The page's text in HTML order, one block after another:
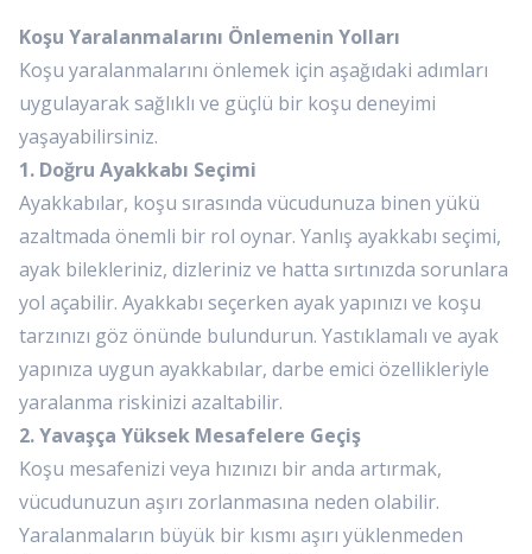
Koşu Yaralanmalarını Önlemenin Yolları
Koşu yaralanmalarını önlemek için aşağıdaki adımları
uygulayarak sağlıklı ve güçlü bir koşu deneyimi
yaşayabilirsiniz.
1. Doğru Ayakkabı Seçimi
Ayakkabılar, koşu sırasında vücudunuza binen yükü
azaltmada önemli bir rol oynar. Yanlış ayakkabı seçimi,
ayak bilekleriniz, dizleriniz ve hatta sırtınızda sorunlara
yol açabilir. Ayakkabı seçerken ayak yapınızı ve koşu
tarzınızı göz önünde bulundurun. Yastıklamalı ve ayak
yapınıza uygun ayakkabılar, darbe emici özellikleriyle
yaralanma riskinizi azaltabilir.
2. Yavaşça Yüksek Mesafelere Geçiş
Koşu mesafenizi veya hızınızı bir anda artırmak,
vücudunuzun aşırı zorlanmasına neden olabilir.
Yaralanmaların büyük bir kısmı aşırı yüklenmeden